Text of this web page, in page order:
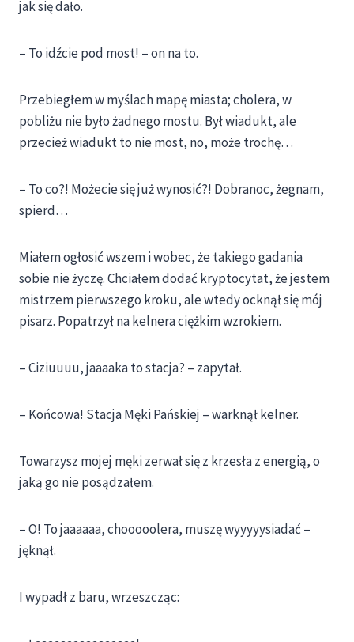
jak się dało.
– To idźcie pod most! – on na to.
Przebiegłem w myślach mapę miasta; cholera, w
pobliżu nie było żadnego mostu. Był wiadukt, ale
przecież wiadukt to nie most, no, może trochę…
– To co?! Możecie się już wynosić?! Dobranoc, żegnam,
spierd…
Miałem ogłosić wszem i wobec, że takiego gadania
sobie nie życzę. Chciałem dodać kryptocytat, że jestem
mistrzem pierwszego kroku, ale wtedy ocknął się mój
pisarz. Popatrzył na kelnera ciężkim wzrokiem.
– Ciziuuuu, jaaaaka to stacja? – zapytał.
– Końcowa! Stacja Męki Pańskiej – warknął kelner.
Towarzysz mojej męki zerwał się z krzesła z energią, o
jaką go nie posądzałem.
– O! To jaaaaaa, chooooolera, muszę wyyyyysiadać –
jęknął.
I wypadł z baru, wrzeszcząc: